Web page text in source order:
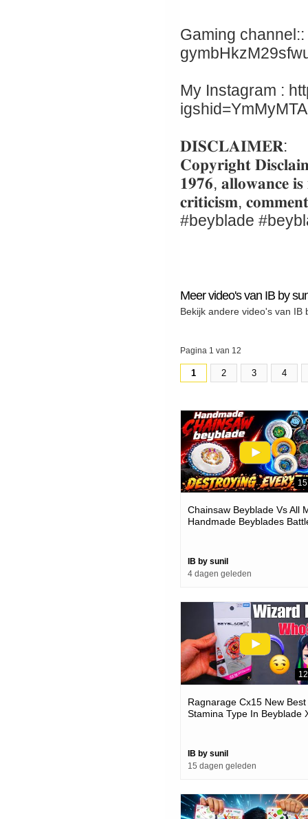
Gaming
My Instagram :
𝐃𝐈𝐒𝐂𝐋𝐀𝐈𝐌𝐄𝐑:
𝐂𝐨𝐩𝐲𝐫𝐢𝐠𝐡𝐭
𝟏𝟗𝟕𝟔, 𝐚𝐥𝐥𝐨𝐰𝐚𝐧𝐜𝐞
𝐜𝐫𝐢𝐭𝐢𝐜𝐢𝐬𝐦,
#beyblade
Meer video's van IB by
Bekijk andere video's van IB
Pagina 1 van 12
1 2 3 4
Chainsaw Beyblade Vs All
Handmade Beyblades
IB by sunil
4 dagen geleden
Ragnarage Cx15 New Best
Stamina Type In Beyblade
IB by sunil
15 dagen geleden